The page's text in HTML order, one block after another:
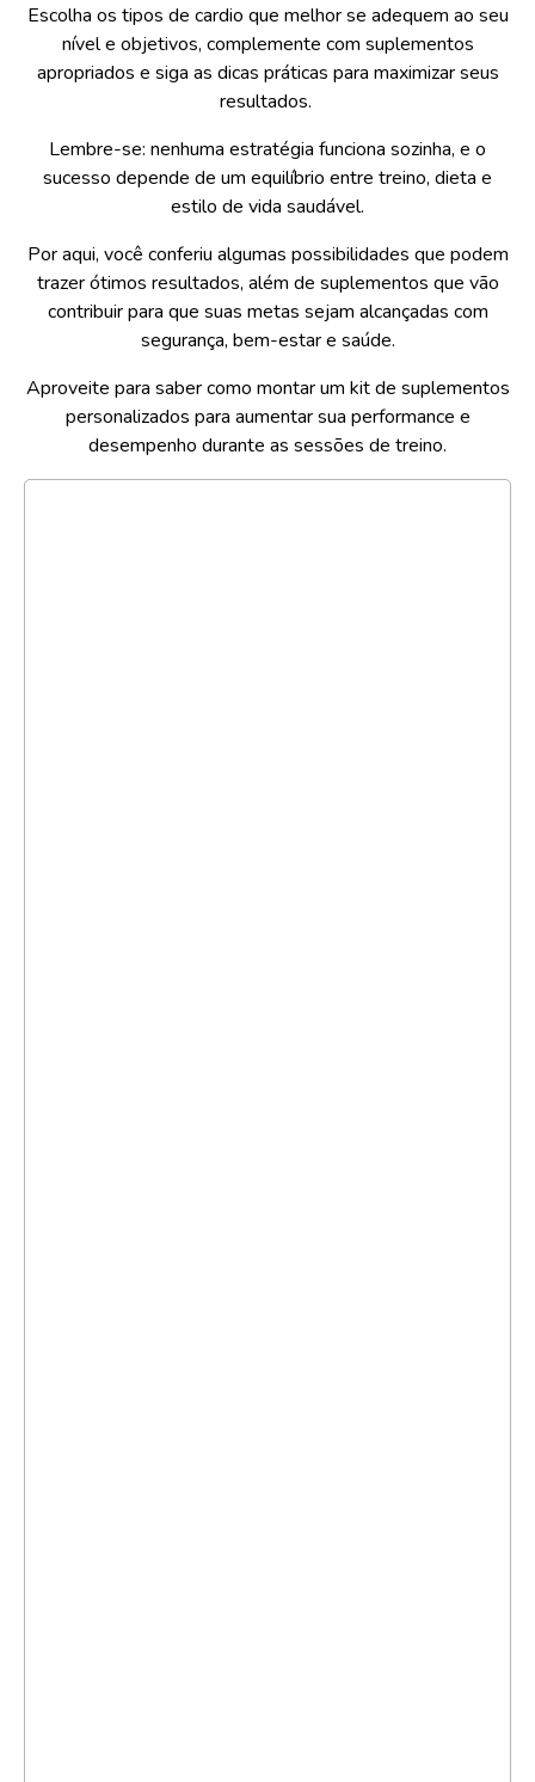
Escolha os tipos de cardio que melhor se adequem ao seu
nível e objetivos, complemente com suplementos
apropriados e siga as dicas práticas para maximizar seus
resultados.
Lembre-se: nenhuma estratégia funciona sozinha, e o
sucesso depende de um equilíbrio entre treino, dieta e
estilo de vida saudável.
Por aqui, você conferiu algumas possibilidades que podem
trazer ótimos resultados, além de suplementos que vão
contribuir para que suas metas sejam alcançadas com
segurança, bem-estar e saúde.
Aproveite para saber como montar um kit de suplementos
personalizados para aumentar sua performance e
desempenho durante as sessões de treino.